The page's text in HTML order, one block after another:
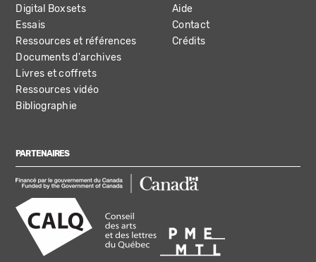
Digital Boxsets
Essais
Ressources et références
Documents d'archives
Livres et coffrets
Ressources vidéo
Bibliographie
Aide
Contact
Crédits
PARTENAIRES